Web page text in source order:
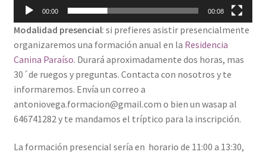
00:00 00:08
Modalidad presencial: si prefieres asistir presencialmente
organizaremos una formación anual en la Residencia
Canina Paraíso. Durará aproximadamente dos horas, mas
30´de ruegos y preguntas. Contacta con nosotros y te
informaremos. Envía un correo a
antoniovega.formacion@gmail.com o bien un wasap al
646741282 y te mandamos el tríptico para la inscripción.
La formación presencial sería en horario de 11:00 a 13:30,